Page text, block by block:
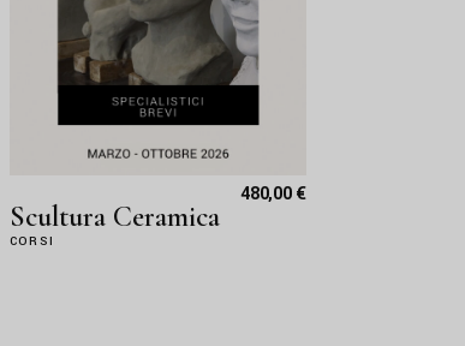
Scultura Ceramica
CORSI
480,00€